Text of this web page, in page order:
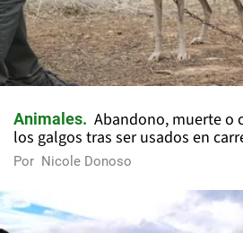
Animales
Abandono, muerte o
los galgos tras ser usados en
Por Nicole Donoso